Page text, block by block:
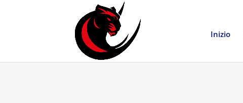
Inizio